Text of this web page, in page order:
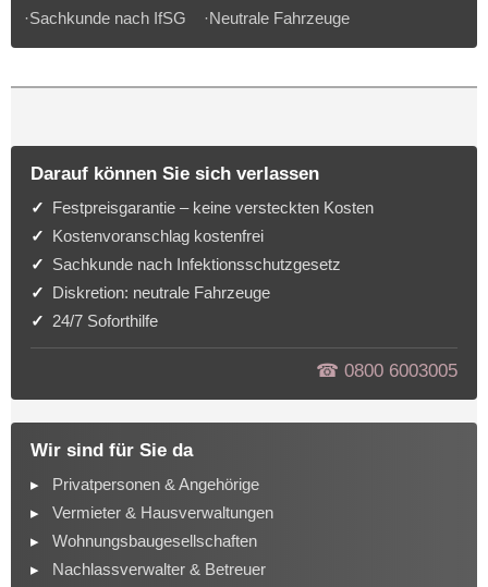
·Sachkunde nach IfSG ·Neutrale Fahrzeuge
Darauf können Sie sich verlassen
Festpreisgarantie – keine versteckten Kosten
Kostenvoranschlag kostenfrei
Sachkunde nach Infektionsschutzgesetz
Diskretion: neutrale Fahrzeuge
24/7 Soforthilfe
☎︎ 0800 6003005
Wir sind für Sie da
Privatpersonen & Angehörige
Vermieter & Hausverwaltungen
Wohnungsbaugesellschaften
Nachlassverwalter & Betreuer